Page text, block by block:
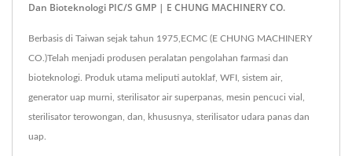
Dan Bioteknologi PIC/S GMP | E CHUNG MACHINERY CO.
Berbasis di Taiwan sejak tahun 1975,ECMC (E CHUNG MACHINERY
CO.)Telah menjadi produsen peralatan pengolahan farmasi dan
bioteknologi. Produk utama meliputi autoklaf, WFI, sistem air,
generator uap murni, sterilisator air superpanas, mesin pencuci vial,
sterilisator terowongan, dan, khususnya, sterilisator udara panas dan
uap.